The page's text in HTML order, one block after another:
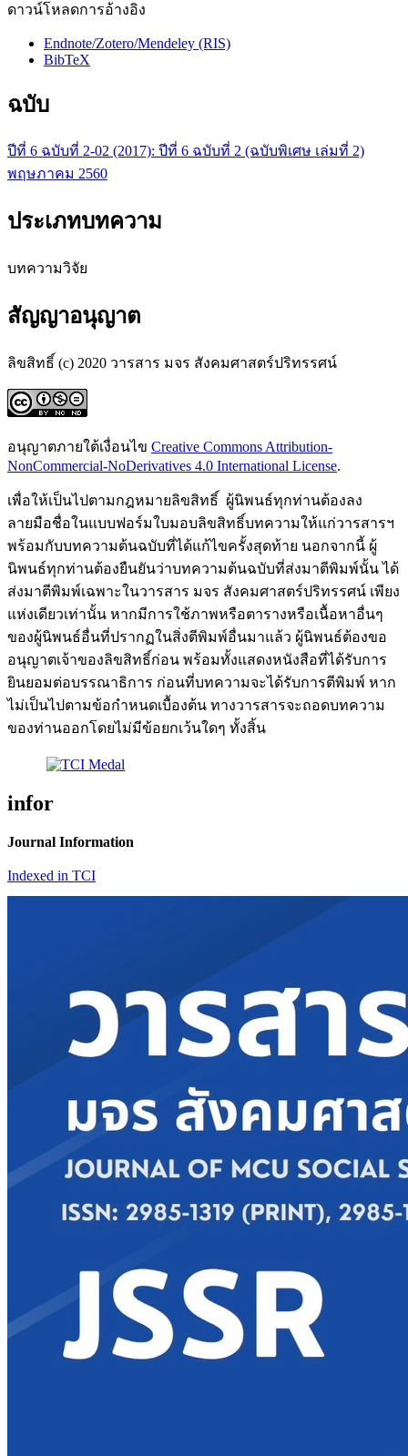
ดาวน์โหลดการอ้างอิง
Endnote/Zotero/Mendeley (RIS)
BibTeX
ฉบับ
ปีที่ 6 ฉบับที่ 2-02 (2017): ปีที่ 6 ฉบับที่ 2 (ฉบับพิเศษ เล่มที่ 2)
พฤษภาคม 2560
ประเภทบทความ
บทความวิจัย
สัญญาอนุญาต
ลิขสิทธิ์ (c) 2020 วารสาร มจร สังคมศาสตร์ปริทรรศน์
อนุญาตภายใต้เงื่อนไข Creative Commons Attribution-
NonCommercial-NoDerivatives 4.0 International License.
เพื่อให้เป็นไปตามกฎหมายลิขสิทธิ์ ผู้นิพนธ์ทุกท่านต้องลง
ลายมือชื่อในแบบฟอร์มใบมอบลิขสิทธิ์บทความให้แก่วารสารฯ
พร้อมกับบทความต้นฉบับที่ได้แก้ไขครั้งสุดท้าย นอกจากนี้ ผู้
นิพนธ์ทุกท่านต้องยืนยันว่าบทความต้นฉบับที่ส่งมาตีพิมพ์นั้น ได้
ส่งมาตีพิมพ์เฉพาะในวารสาร มจร สังคมศาสตร์ปริทรรศน์ เพียง
แห่งเดียวเท่านั้น หากมีการใช้ภาพหรือตารางหรือเนื้อหาอื่นๆ
ของผู้นิพนธ์อื่นที่ปรากฏในสิ่งตีพิมพ์อื่นมาแล้ว ผู้นิพนธ์ต้องขอ
อนุญาตเจ้าของลิขสิทธิ์ก่อน พร้อมทั้งแสดงหนังสือที่ได้รับการ
ยินยอมต่อบรรณาธิการ ก่อนที่บทความจะได้รับการตีพิมพ์ หาก
ไม่เป็นไปตามข้อกำหนดเบื้องต้น ทางวารสารจะถอดบทความ
ของท่านออกโดยไม่มีข้อยกเว้นใดๆ ทั้งสิ้น
infor
Journal Information
Indexed in TCI